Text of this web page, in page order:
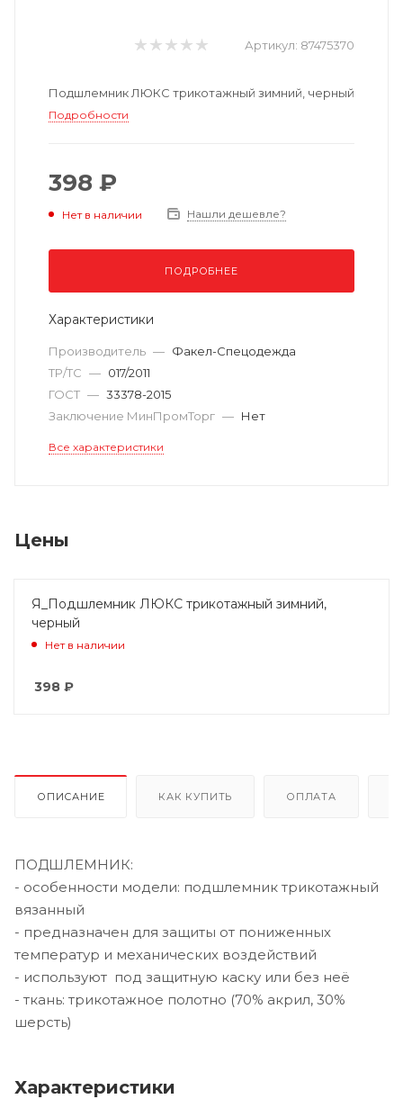
Артикул: 87475370
Подшлемник ЛЮКС трикотажный зимний, черный
Подробности
398 ₽
Нет в наличии Нашли дешевле?
ПОДРОБНЕЕ
Характеристики
Производитель — Факел-Спецодежда
ТР/ТС — 017/2011
ГОСТ — 33378-2015
Заключение МинПромТорг — Нет
Все характеристики
Цены
Я_Подшлемник ЛЮКС трикотажный зимний,
черный
Нет в наличии
398 ₽
ОПИСАНИЕ КАК КУПИТЬ ОПЛАТА
ПОДШЛЕМНИК:
- особенности модели: подшлемник трикотажный
вязанный
- предназначен для защиты от пониженных
температур и механических воздействий
- используют под защитную каску или без неё
- ткань: трикотажное полотно (70% акрил, 30%
шерсть)
Характеристики